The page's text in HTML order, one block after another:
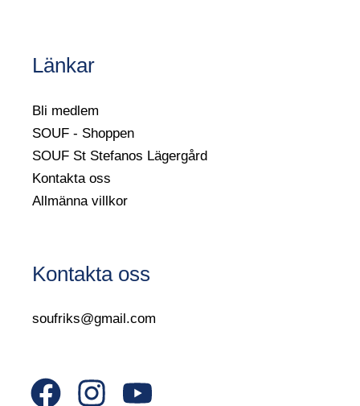
Länkar
Bli medlem
SOUF - Shoppen
SOUF St Stefanos Lägergård
Kontakta oss
Allmänna villkor
Kontakta oss
soufriks@gmail.com
F
I
Y